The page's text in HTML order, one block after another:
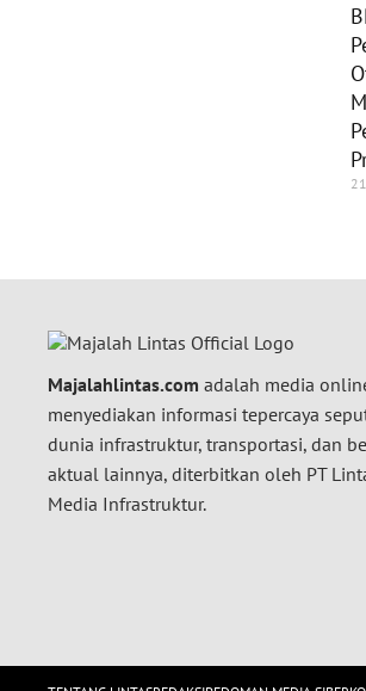
Majalahlintas.com adalah media
menyediakan informasi tepercaya
dunia infrastruktur, transportasi, dan
aktual lainnya, diterbitkan oleh PT
Media Infrastruktur.